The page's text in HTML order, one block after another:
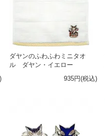
ダヤンのふわふわミニタオ
ル ダヤン・イエロー
935円(税込)